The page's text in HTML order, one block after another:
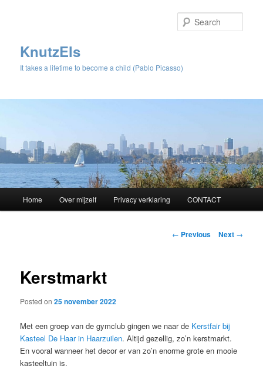
KnutzEls
It takes a lifetime to become a child (Pablo Picasso)
Skip
content
Home Over mijzelf Privacy verklaring CONTACT
Post
← Previous Next →
Kerstmarkt
Posted on25 november 2022
Met een groep van de gymclub gingen we naar de Kerstfair bij
Kasteel De Haar in Haarzuilen. Altijd gezellig, zo’n kerstmarkt.
En vooral wanneer het decor er van zo’n enorme grote en mooie
kasteeltuin is.